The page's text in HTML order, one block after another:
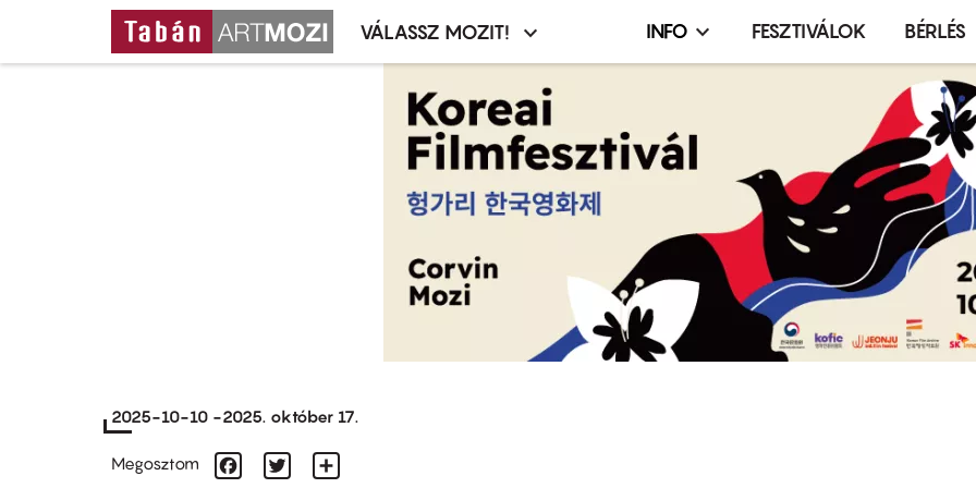
Moziválasztó
menü
VÁLASSZ MOZIT!
Infó,
menü
INFO FESZTIVÁLOK BÉRLÉS
2025-10-10 -2025. október 17.
Megosztom Facebook
Twitter